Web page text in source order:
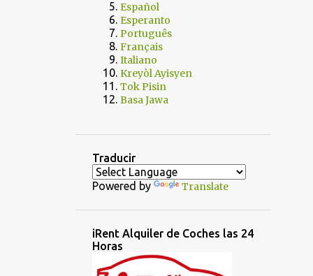
Español
Esperanto
Português
Français
Italiano
Kreyòl Ayisyen
Tok Pisin
Basa Jawa
Traducir
Powered by Translate
iRent Alquiler de Coches las 24
Horas